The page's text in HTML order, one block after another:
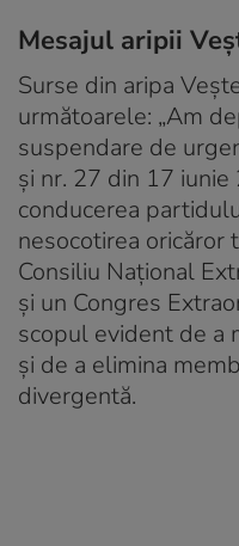
Mesajul aripii
Surse din aripa
următoarele: „Am
suspendare de
și nr. 27 din 17
conducerea
nesocotirea oricăror
Consiliu Național
și un Congres
scopul evident de a
și de a elimina
divergentă.